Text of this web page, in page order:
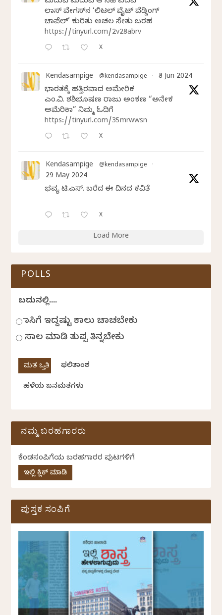
ಲಾಸ್‌ ವೇಗಸ್‌ನ ‘ಲಿಟಲ್ ವೈಟ್ ವೆಡ್ಡಿಂಗ್
ಚಾಪೆಲ್’ ಕುರಿತು ಅಚಲ ಸೇತು ಬರಹ
https://tinyurl.com/2v28abrv
X
Kendasampige @kendasampige · 8 Jun 2024
ಭಾರತಕ್ಕೆ ಹತ್ತಿರವಾದ ಅಮೇರಿಕ
ಎಂ.ವಿ. ಶಶಿಭೂಷಣ ರಾಜು ಅಂಕಣ “ಅನೇಕ
ಅಮೆರಿಕಾ” ನಿಮ್ಮ ಓದಿಗೆ
https://tinyurl.com/35mrwwsn
X
Kendasampige @kendasampige ·
29 May 2024
ಭವ್ಯ ಟಿ.ಎಸ್. ಬರೆದ ಈ ದಿನದ ಕವಿತೆ
X
Load More
POLLS
ಬದುಕಿನಲ್ಲಿ....
ಹಾಸಿಗೆ ಇದ್ದಷ್ಟು ಕಾಲು ಚಾಚಬೇಕು
ಸಾಲ ಮಾಡಿ ತುಪ್ಪ ತಿನ್ನಬೇಕು
ಫಲಿತಾಂಶ
ಹಳೆಯ ಜನಮತಗಳು
ನಮ್ಮ ಬರಹಗಾರರು
ಕೆಂಡಸಂಪಿಗೆಯ ಬರಹಗಾರರ ಪುಟಗಳಿಗೆ
ಇಲ್ಲಿ ಕ್ಲಿಕ್ ಮಾಡಿ
ಪುಸ್ತಕ ಸಂಪಿಗೆ